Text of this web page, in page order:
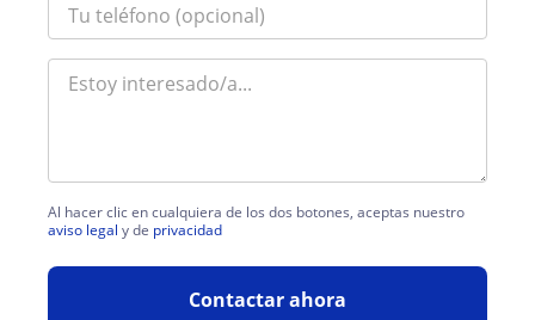
Al hacer clic en cualquiera de los dos botones, aceptas nuestro
aviso legal y de privacidad
Contactar ahora